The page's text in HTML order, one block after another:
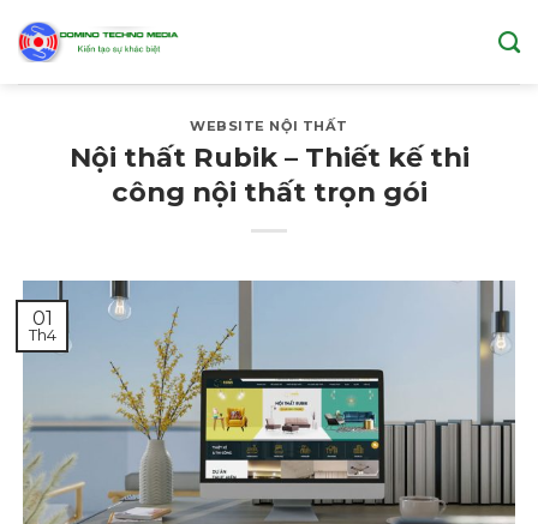
to
WEBSITE NỘI THẤT
Nội thất Rubik – Thiết kế thi
công nội thất trọn gói
01
Th4